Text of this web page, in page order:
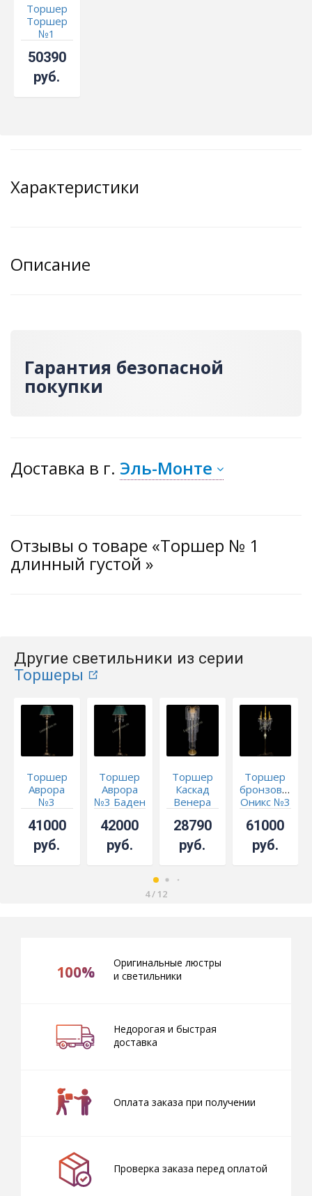
Торшер
Торшер
№1
густой
шар 40
50390
руб.
Характеристики
Описание
Гарантия безопасной
покупки
Доставка в г. Эль-Монте
Отзывы о товаре «Торшер № 1
длинный густой »
Другие светильники из серии
Торшеры
Торшер
Аврора
№3
41000
руб.
Торшер
Аврора
№3 Баден
42000
руб.
Торшер
Каскад
Венера
28790
руб.
Торшер
бронзовый
Оникс №3
61000
руб.
4/ 12
100%
Оригинальные люстры
и светильники
Недорогая и быстрая
доставка
Оплата заказа при получении
Проверка заказа перед оплатой